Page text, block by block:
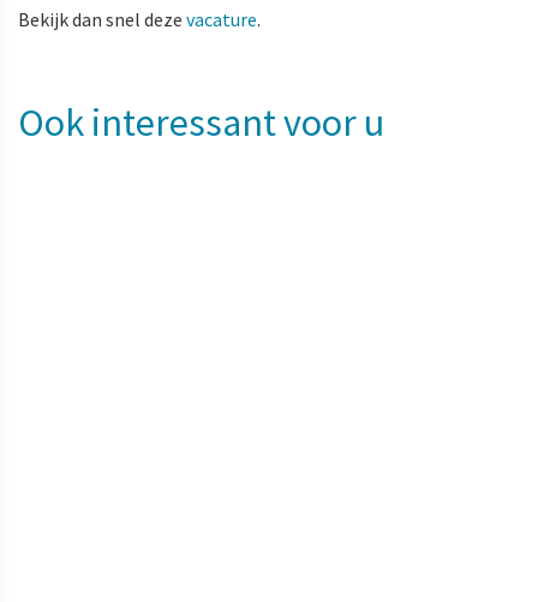
Bekijk dan snel deze vacature.
Ook interessant voor u